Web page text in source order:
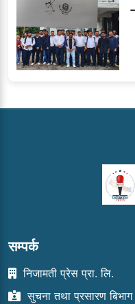
सम्पर्क
निजामती प्रेस प्रा. लि.
सुचना तथा प्रसारण